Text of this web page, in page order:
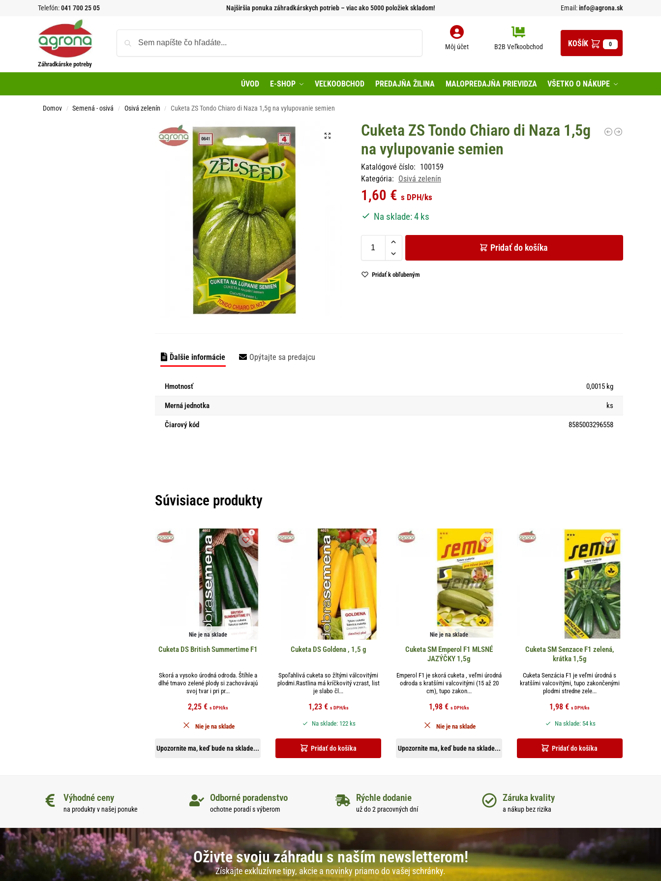
Telefón:041 700 25 05 Najširšia ponuka záhradkárskych potrieb – viac ako 5000 položiek skladom! Email:info@agrona.sk
Záhradkárske potreby
Môj účet B2B Veľkoobchod 0
ÚVOD E-SHOP VEĽKOOBCHOD PREDAJŇA ŽILINA MALOPREDAJŇA PRIEVIDZA VŠETKO O NÁKUPE
Domov / Semená - osivá / Osivá zelenín / Cuketa ZS Tondo Chiaro di Naza 1,5g na vylupovanie semien
Cuketa ZS Tondo Chiaro di Naza 1,5g
na vylupovanie semien
Katalógové číslo: 100159
Kategória: Osivá zelenín
1,60 € s DPH/ks
Na sklade: 4 ks
Pridať do košíka
Pridať k obľubeným
Ďalšie informácie Opýtajte sa predajcu
Hmotnosť 0,0015 kg
Merná jednotka ks
Čiarový kód 8585003296558
Súvisiace produkty
Nie je na sklade
Cuketa DS British Summertime F1
Skorá a vysoko úrodná odroda. Štíhle a
dlhé tmavo zelené plody si zachovávajú
svoj tvar i pri pr...
2,25 € s DPH/ks
Upozornite ma, keď bude na sklade...
Nie je na sklade
Cuketa DS Goldena , 1,5 g
Spoľahlivá cuketa so žltými válcovitými
plodmi.Rastlina má kríčkovitý vzrast, list
je slabo čl...
1,23 € s DPH/ks
Pridať do košíka
Na sklade: 122 ks
Nie je na sklade
Cuketa SM Emperol F1 MLSNÉ
JAZÝČKY 1,5g
Emperol F1 je skorá cuketa , veľmi úrodná
odroda s kratšími valcovitými (15 až 20
cm), tupo zakon...
1,98 € s DPH/ks
Upozornite ma, keď bude na sklade...
Nie je na sklade
Cuketa SM Senzace F1 zelená,
krátka 1,5g
Cuketa Senzácia F1 je veľmi úrodná s
kratšími valcovitými, tupo zakončenými
plodmi stredne zele...
1,98€ s DPH/ks
Pridať do košíka
Na sklade: 54 ks
Výhodné ceny
na produkty v našej ponuke
Odborné poradenstvo
ochotne poradí s výberom
Rýchle dodanie
už do 2 pracovných dní
Záruka kvality
a nákup bez rizika
Oživte svoju záhradu s naším newsletterom!
Získajte exkluzívne tipy, akcie a novinky priamo do vašej schránky.